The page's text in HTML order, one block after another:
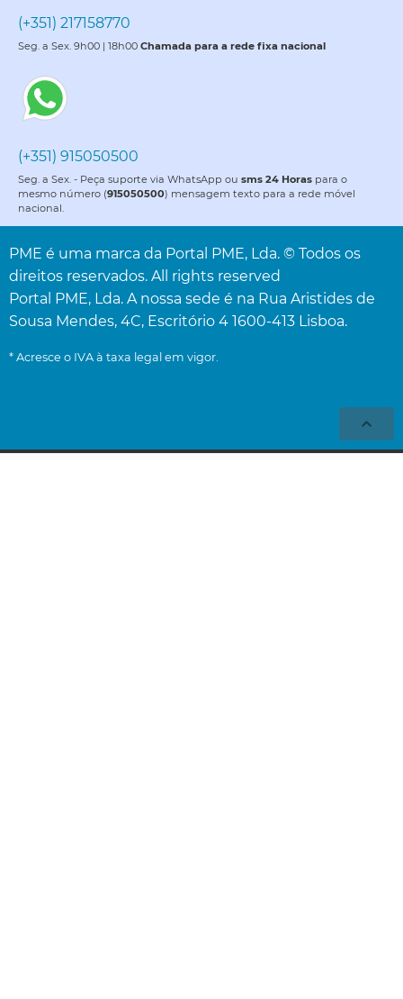
(+351) 217158770
Seg. a Sex. 9h00 | 18h00 Chamada para a rede fixa nacional
(+351) 915050500
Seg. a Sex. - Peça suporte via WhatsApp ou sms 24 Horas para o
mesmo número (915050500) mensagem texto para a rede móvel
nacional.
PME é uma marca da Portal PME, Lda. © Todos os
direitos reservados. All rights reserved
Portal PME, Lda. A nossa sede é na Rua Aristides de
Sousa Mendes, 4C, Escritório 4 1600-413 Lisboa.
* Acresce o IVA à taxa legal em vigor.